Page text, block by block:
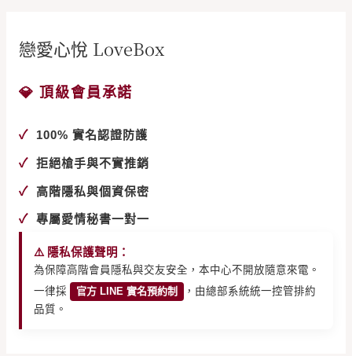
戀愛心悅 LoveBox
💎 頂級會員承諾
✓ 100% 實名認證防護
✓ 拒絕槍手與不實推銷
✓ 高階隱私與個資保密
✓ 專屬愛情秘書一對一
⚠️ 隱私保護聲明：
為保障高階會員隱私與交友安全，本中心不開放隨意來電。
一律採
官方 LINE 實名預約制
，由總部系統統一控管排約
品質。